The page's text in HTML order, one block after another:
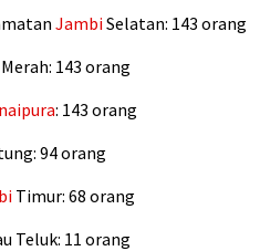
JambiSelatan: 143 orang
143 orang
: 143 orang
94 orang
Timur: 68 orang
Teluk: 11 orang